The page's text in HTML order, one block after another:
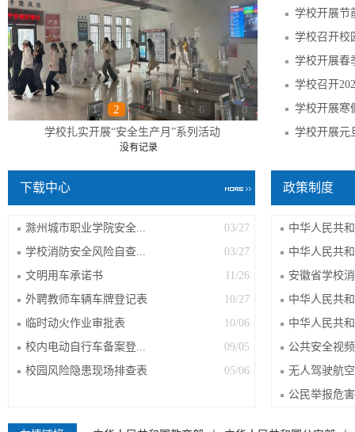
1 2 3 4 5 6 7 8
学校扎实开展“安全生产月”系列活动
没有记录
学校开展节
学校召开校
学校开展春
学校召开
学校开展寒
学校开展元
下载中心
03/27
滁州城市职业学院安全...
03/27
学校消防安全风险自查...
11/26
文明用车承诺书
10/27
外聘教师车辆车牌登记表
10/06
临时动火作业审批表
09/05
校内电动自行车备案登...
05/06
校园风险隐患现场排查表
政策制度
中华人民共
中华人民共
安徽省学校
中华人民共
中华人民共
公共安全视
无人驾驶航
公民举报危